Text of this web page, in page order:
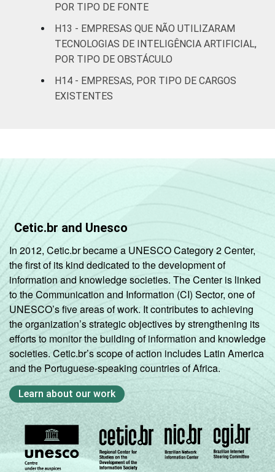
POR TIPO DE FONTE
H13 - EMPRESAS QUE NÃO UTILIZARAM
TECNOLOGIAS DE INTELIGÊNCIA ARTIFICIAL,
POR TIPO DE OBSTÁCULO
H14 - EMPRESAS, POR TIPO DE CARGOS
EXISTENTES
Cetic.br and Unesco
In 2012, Cetic.br became a UNESCO Category 2 Center,
the first of its kind dedicated to the development of
information and knowledge societies. The Center is linked
to the Communication and Information (CI) Sector, one of
UNESCO’s five areas of work. It contributes to achieving
the organization’s strategic objectives by strengthening its
efforts to monitor the building of information and knowledge
societies. Cetic.br’s scope of action includes Latin America
and the Portuguese-speaking countries of Africa.
Learn about our work